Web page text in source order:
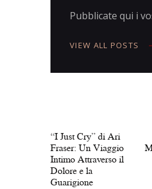
Pubblicate qui i
VIEW ALL POSTS
“I Just Cry” di Ari
Fraser: Un Viaggio
Intimo Attraverso il
Dolore e la
Guarigione